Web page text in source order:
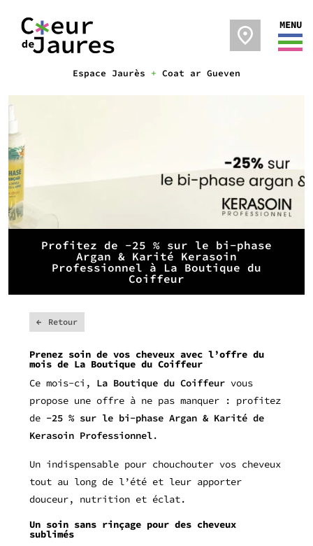
Espace Jaurès + Coat ar Gueven
MENU
Profitez de -25 % sur le bi-phase
Argan & Karité Kerasoin
Professionnel à La Boutique du
Coiffeur
Retour
Prenez soin de vos cheveux avec l’offre du
mois de La Boutique du Coiffeur
Ce mois-ci, La Boutique du Coiffeur vous
propose une offre à ne pas manquer : profitez
de -25 % sur le bi-phase Argan & Karité de
Kerasoin Professionnel.
Un indispensable pour chouchouter vos cheveux
tout au long de l’été et leur apporter
douceur, nutrition et éclat.
Un soin sans rinçage pour des cheveux
sublimés